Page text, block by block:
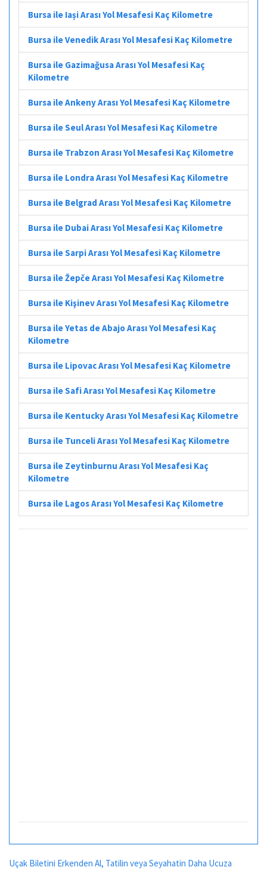
Bursa ile Iași Arası Yol Mesafesi Kaç Kilometre
Bursa ile Venedik Arası Yol Mesafesi Kaç Kilometre
Bursa ile Gazimağusa Arası Yol Mesafesi Kaç
Kilometre
Bursa ile Ankeny Arası Yol Mesafesi Kaç Kilometre
Bursa ile Seul Arası Yol Mesafesi Kaç Kilometre
Bursa ile Trabzon Arası Yol Mesafesi Kaç Kilometre
Bursa ile Londra Arası Yol Mesafesi Kaç Kilometre
Bursa ile Belgrad Arası Yol Mesafesi Kaç Kilometre
Bursa ile Dubai Arası Yol Mesafesi Kaç Kilometre
Bursa ile Sarpi Arası Yol Mesafesi Kaç Kilometre
Bursa ile Žepče Arası Yol Mesafesi Kaç Kilometre
Bursa ile Kişinev Arası Yol Mesafesi Kaç Kilometre
Bursa ile Yetas de Abajo Arası Yol Mesafesi Kaç
Kilometre
Bursa ile Lipovac Arası Yol Mesafesi Kaç Kilometre
Bursa ile Safi Arası Yol Mesafesi Kaç Kilometre
Bursa ile Kentucky Arası Yol Mesafesi Kaç Kilometre
Bursa ile Tunceli Arası Yol Mesafesi Kaç Kilometre
Bursa ile Zeytinburnu Arası Yol Mesafesi Kaç
Kilometre
Bursa ile Lagos Arası Yol Mesafesi Kaç Kilometre
Uçak Biletini Erkenden Al, Tatilin veya Seyahatin Daha Ucuza